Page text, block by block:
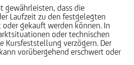
gewährleisten, dass die
Laufzeit zu den festgelegten
gekauft werden können. In
oder technischen
Kursfeststellung verzögern. Der
vorübergehend erschwert oder